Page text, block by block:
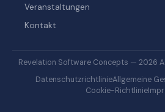
Veranstaltungen
Kontakt
Revelation Software Concepts — 2026
DatenschutzrichtlinieAllgemeine
Cookie-Richtlinie